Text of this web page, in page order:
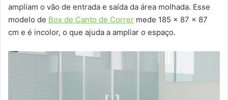
ampliam o vão de entrada e saída da área molhada. Esse
modelo de Box de Canto de Correr mede 185 x 87 x 87
cm e é incolor, o que ajuda a ampliar o espaço.